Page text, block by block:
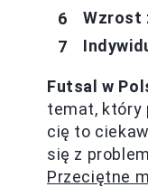
Wzrost
Futsal w
temat, który
cię to
się z
Przeciętne